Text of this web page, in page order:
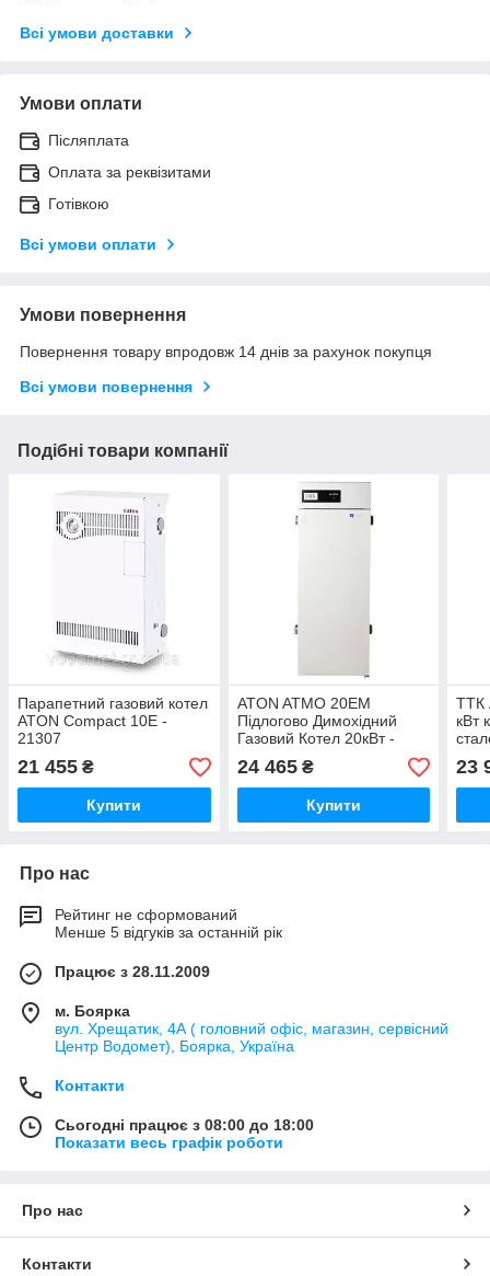
Всі умови доставки
Умови оплати
Післяплата
Оплата за реквізитами
Готівкою
Всі умови оплати
Умови повернення
Повернення товару впродовж 14 днів за рахунок покупця
Всі умови повернення
Подібні товари компанії
Парапетний газовий котел
ATON Compact 10E -
21307
21 455 ₴
Купити
ATON ATMO 20ЕМ
Підлогово Димохідний
Газовий Котел 20кВт -
28989
24 465₴
Купити
ТТК
кВт
23
Про нас
Рейтинг не сформований
Менше 5 відгуків за останній рік
Працює з 28.11.2009
м. Боярка
вул. Хрещатик, 4А ( головний офіс, магазин, сервісний
Центр Водомет), Боярка, Україна
Контакти
Сьогодні працює з 08:00 до 18:00
Показати весь графік роботи
Про нас
Контакти